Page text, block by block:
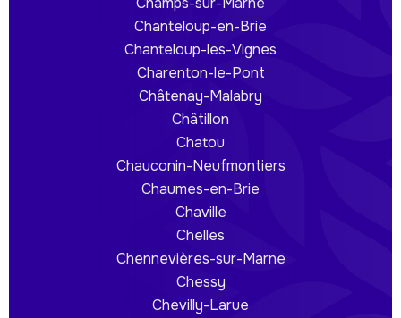
Chanteloup-en-Brie
Chanteloup-les-Vignes
Charenton-le-Pont
Châtenay-Malabry
Châtillon
Chatou
Chauconin-Neufmontiers
Chaumes-en-Brie
Chaville
Chelles
Chennevières-sur-Marne
Chessy
Chevilly-Larue